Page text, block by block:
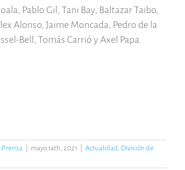
Pablo Gil, Tani Bay, Baltazar Taibo,
Alonso, Jaime Moncada, Pedro de la
Bell, Tomás Carrió y Axel Papa.
Prensa mayo 14th, 2021 Actualidad, División de